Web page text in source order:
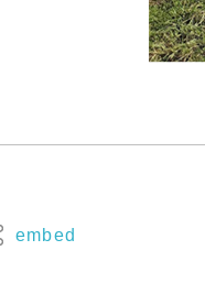
embed